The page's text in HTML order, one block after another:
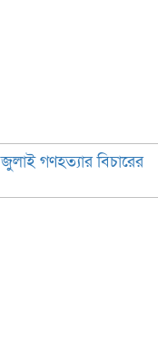
গণহত্যার বিচারের